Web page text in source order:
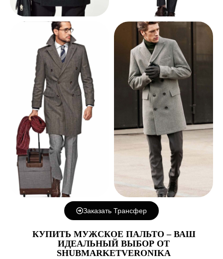
Заказать Трансфер
КУПИТЬ МУЖСКОЕ ПАЛЬТО – ВАШ
ИДЕАЛЬНЫЙ ВЫБОР ОТ
SHUBMARKETVERONIKA